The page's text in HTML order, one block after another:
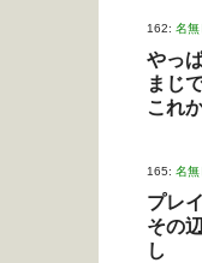
162: 名無
やっ
まじ
これ
165: 名無
プレ
その
し